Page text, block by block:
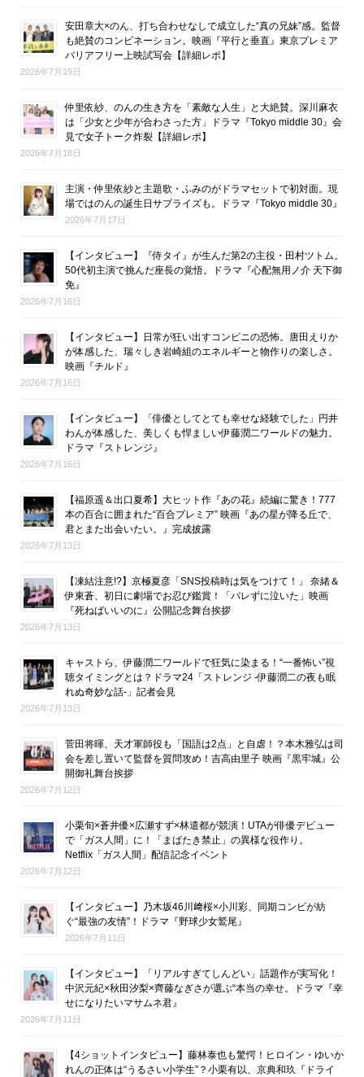
安田章大×のん、打ち合わせなしで成立した“真の兄妹”感。監督
も絶賛のコンビネーション。映画『平行と垂直』東京プレミア
バリアフリー上映試写会【詳細レポ】
2026年7月19日
仲里依紗、のんの生き方を「素敵な人生」と大絶賛。深川麻衣
は「少女と少年が合わさった方」ドラマ『Tokyo middle 30』会
見で女子トーク炸裂【詳細レポ】
2026年7月18日
主演・仲里依紗と主題歌・ふみのがドラマセットで初対面。現
場ではのんの誕生日サプライズも。ドラマ『Tokyo middle 30』
2026年7月17日
【インタビュー】『侍タイ』が生んだ第2の主役・田村ツトム。
50代初主演で挑んだ座長の覚悟。ドラマ『心配無用ノ介 天下御
免』
2026年7月16日
【インタビュー】日常が狂い出すコンビニの恐怖。唐田えりか
が体感した、瑞々しき岩崎組のエネルギーと物作りの楽しさ。
映画『チルド』
2026年7月16日
【インタビュー】「俳優としてとても幸せな経験でした」円井
わんが体感した、美しくも悍ましい伊藤潤二ワールドの魅力。
ドラマ『ストレンジ』
2026年7月16日
【福原遥＆出口夏希】大ヒット作『あの花』続編に驚き！777
本の百合に囲まれた“百合プレミア” 映画『あの星が降る丘で、
君とまた出会いたい。』完成披露
2026年7月13日
【凍結注意!?】京極夏彦「SNS投稿時は気をつけて！」 奈緒＆
伊東蒼、初日に劇場でお忍び鑑賞！「バレずに泣いた」映画
『死ねばいいのに』公開記念舞台挨拶
2026年7月13日
キャストら、伊藤潤二ワールドで狂気に染まる！“一番怖い”視
聴タイミングとは？ドラマ24「ストレンジ -伊藤潤二の夜も眠
れぬ奇妙な話-」記者会見
2026年7月13日
菅田将暉、天才軍師役も「国語は2点」と自虐！？本木雅弘は司
会を差し置いて監督を質問攻め！吉高由里子 映画『黒牢城』公
開御礼舞台挨拶
2026年7月12日
小栗旬×蒼井優×広瀬すず×林遣都が競演！UTAが俳優デビュー
で「ガス人間」に！「まばたき禁止」の異様な役作り。
Netflix「ガス人間」配信記念イベント
2026年7月12日
【インタビュー】乃木坂46川﨑桜×小川彩、同期コンビが紡
ぐ“最強の友情”！ドラマ『野球少女鷲尾』
2026年7月11日
【インタビュー】「リアルすぎてしんどい」話題作が実写化！
中沢元紀×秋田汐梨×齊藤なぎさが選ぶ“本当の幸せ。ドラマ『幸
せになりたいマサムネ君』
2026年7月11日
【4ショットインタビュー】藤林泰也も驚愕！ヒロイン・ゆいか
れんの正体は“うるさい小学生”？小栗有以、京典和玖『ドライ